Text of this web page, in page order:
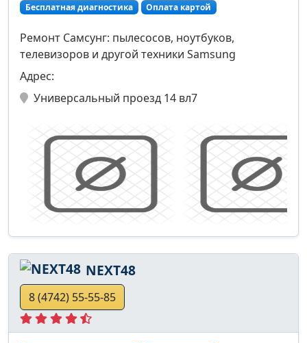
Бесплатная диагностика Оплата картой
Ремонт Самсунг: пылесосов, ноутбуков,
телевизоров и другой техники Samsung
Адрес:
Универсальный проезд 14 вл7
NEXT48
8 (4742) 55-55-85